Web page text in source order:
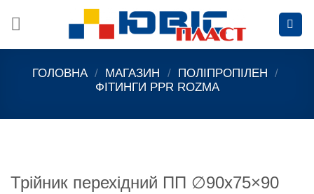
ГОЛОВНА / МАГАЗИН / ПОЛІПРОПІЛЕН /
ФІТИНГИ PPR ROZMA
Трійник перехідний ПП ∅90х75×90